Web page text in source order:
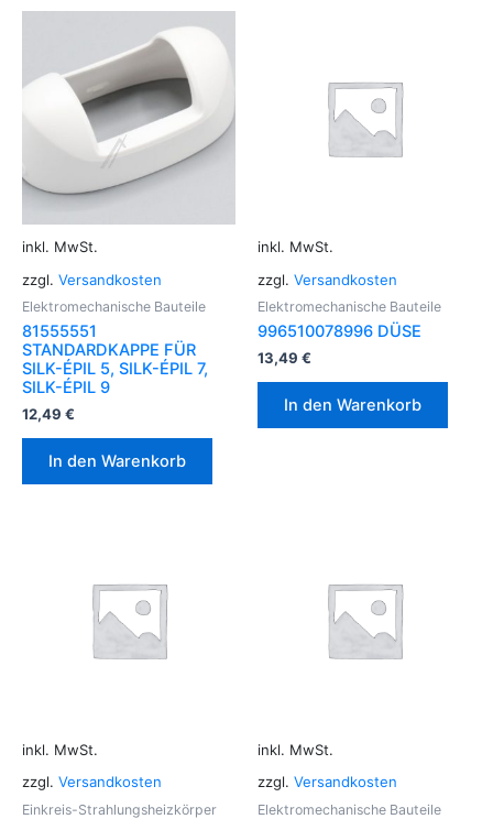
inkl. MwSt.
zzgl. Versandkosten
Elektromechanische Bauteile
81555551
STANDARDKAPPE FÜR
SILK-ÉPIL 5, SILK-ÉPIL 7,
SILK-ÉPIL 9
12,49 €
In den Warenkorb
inkl. MwSt.
zzgl. Versandkosten
Elektromechanische Bauteile
996510078996 DÜSE
13,49 €
In den Warenkorb
inkl. MwSt.
zzgl. Versandkosten
Einkreis-Strahlungsheizkörper
inkl. MwSt.
zzgl. Versandkosten
Elektromechanische Bauteile